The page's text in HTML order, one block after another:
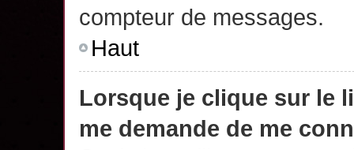
compteur de messages.
Haut
Lorsque je clique sur le
me demande de me